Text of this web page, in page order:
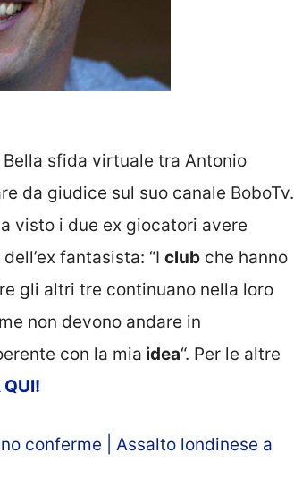
Bella sfida virtuale tra Antonio
da giudice sul suo canale BoboTv.
visto i due ex giocatori avere
fantasista: “I club che hanno
gli altri tre continuano nella loro
non devono andare in
con la mia idea“. Per le altre
QUI!
conferme | Assalto londinese a